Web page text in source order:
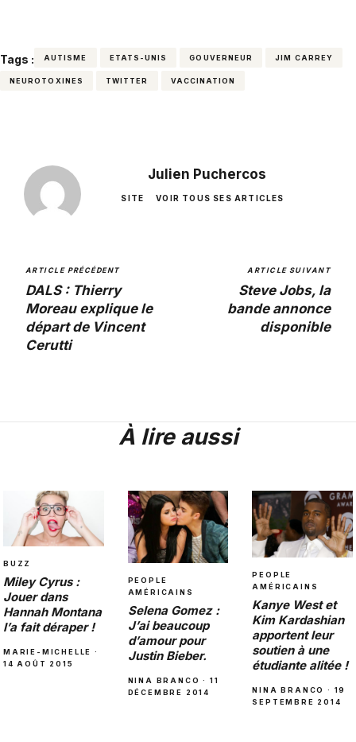
Tags : AUTISME ETATS-UNIS GOUVERNEUR JIM CARREY
NEUROTOXINES TWITTER VACCINATION
Julien Puchercos
SITE VOIR TOUS SES ARTICLES
ARTICLE PRÉCÉDENT
DALS : Thierry
Moreau explique le
départ de Vincent
Cerutti
ARTICLE SUIVANT
Steve Jobs, la
bande annonce
disponible
À lire aussi
BUZZ
Miley Cyrus :
Jouer dans
Hannah Montana
l’a fait déraper !
MARIE-MICHELLE ·
14 AOÛT 2015
PEOPLE
AMÉRICAINS
Selena Gomez :
J’ai beaucoup
d’amour pour
Justin Bieber.
NINA BRANCO · 11
DÉCEMBRE 2014
PEOPLE
AMÉRICAINS
Kanye West et
Kim Kardashian
apportent leur
soutien à une
étudiante alitée !
NINA BRANCO · 19
SEPTEMBRE 2014